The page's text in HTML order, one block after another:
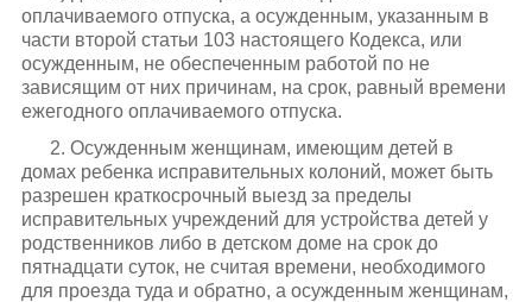
оплачиваемого отпуска, а осужденным, указанным в
части второй статьи 103 настоящего Кодекса, или
осужденным, не обеспеченным работой по не
зависящим от них причинам, на срок, равный времени
ежегодного оплачиваемого отпуска.
2. Осужденным женщинам, имеющим детей в
домах ребенка исправительных колоний, может быть
разрешен краткосрочный выезд за пределы
исправительных учреждений для устройства детей у
родственников либо в детском доме на срок до
пятнадцати суток, не считая времени, необходимого
для проезда туда и обратно, а осужденным женщинам,